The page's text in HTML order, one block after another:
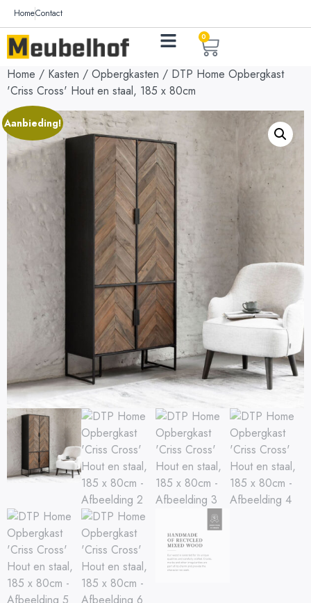
HomeContact
0
Home / Kasten / Opbergkasten / DTP Home Opbergkast
'Criss Cross' Hout en staal, 185 x 80cm
Aanbieding!